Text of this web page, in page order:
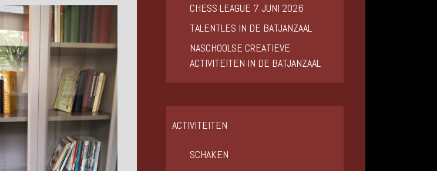
CHESS LEAGUE 7 JUNI 2026
TALENTLES IN DE BATJANZAAL
NASCHOOLSE CREATIEVE
ACTIVITEITEN IN DE BATJANZAAL
ACTIVITEITEN
SCHAKEN